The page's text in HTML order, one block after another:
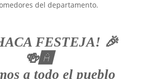
del departamento.
FESTEJA! 🎉
🍻🅰️
a todo el pueblo